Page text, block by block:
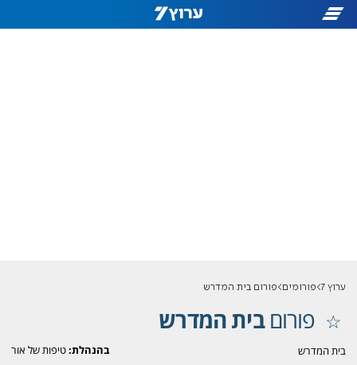
ערוץ 7 פורומים פורום בית המדרש
פורוםבית המדרש
בהנהלת:טיפות של אור בית המדרש